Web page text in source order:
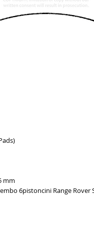
mm
6pistoncini Range Rover